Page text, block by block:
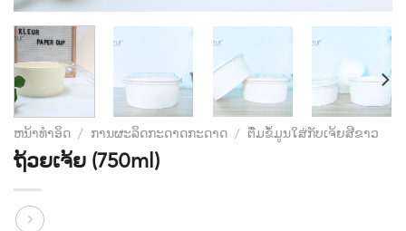
ຫນ້າທໍາອິດ / ການຜະລິດກະດາດກະດາດ / ຕື່ມຂໍ້ມູນໃສ່ກັບເຈ້ຍສີຂາວ
ຖ້ວຍເຈ້ຍ (750ml)